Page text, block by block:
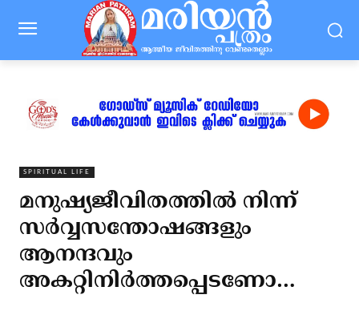
SPIRITUAL LIFE
മനുഷ്യജീവിതത്തില്‍ നിന്ന്
സര്‍വ്വസന്തോഷങ്ങളും
ആനന്ദവും
അകറ്റിനിര്‍ത്തപ്പെടണോ…